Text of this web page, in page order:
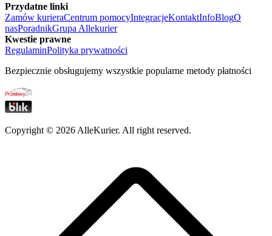
Przydatne linki
Zamów kurieraCentrum pomocyIntegracjeKontaktInfoBlogO
nasPoradnikGrupa Allekurier
Kwestie prawne
RegulaminPolityka prywatności
Bezpiecznie obsługujemy wszystkie popularne metody płatności
Copyright © 2026 AlleKurier. All right reserved.